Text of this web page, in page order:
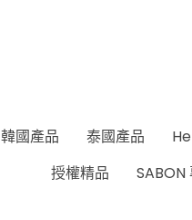
韓國產品 泰國產品
授權精品
SABON